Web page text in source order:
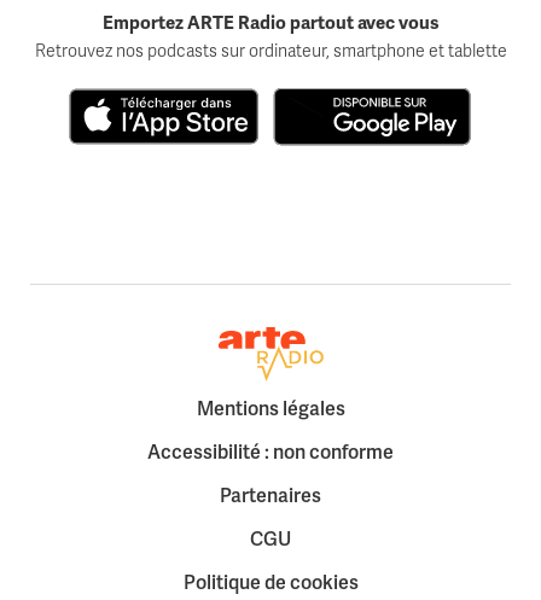
Emportez ARTE Radio partout avec vous
Retrouvez nos podcasts sur ordinateur, smartphone et tablette
Retour à la page d'accueil
Mentions légales
Accessibilité : non conforme
Partenaires
CGU
Politique de cookies